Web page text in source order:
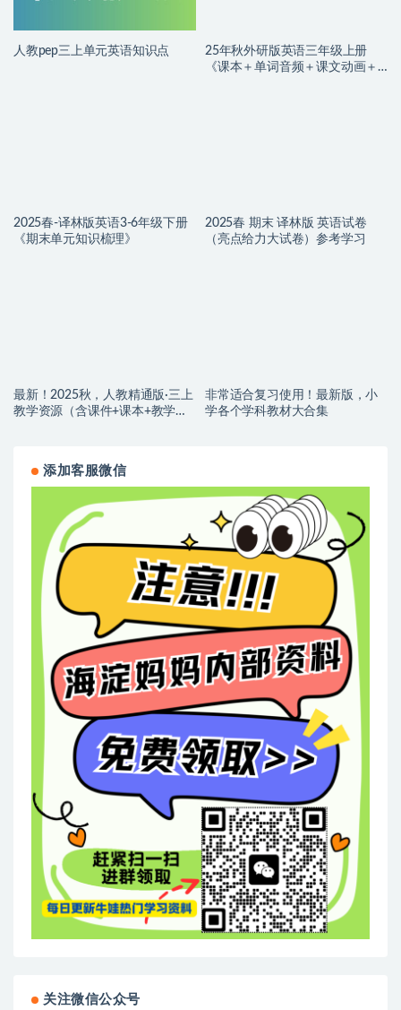
人教pep三上单元英语知识点
25年秋外研版英语三年级上册
《课本＋单词音频＋课文动画＋
2025春-译林版英语3-6年级下册
《期末单元知识梳理》
2025春 期末 译林版 英语试卷
（亮点给力大试卷）参考学习
最新！2025秋，人教精通版·三上
教学资源（含课件+课本+教学设
非常适合复习使用！最新版，小
学各个学科教材大合集
添加客服微信
关注微信公众号